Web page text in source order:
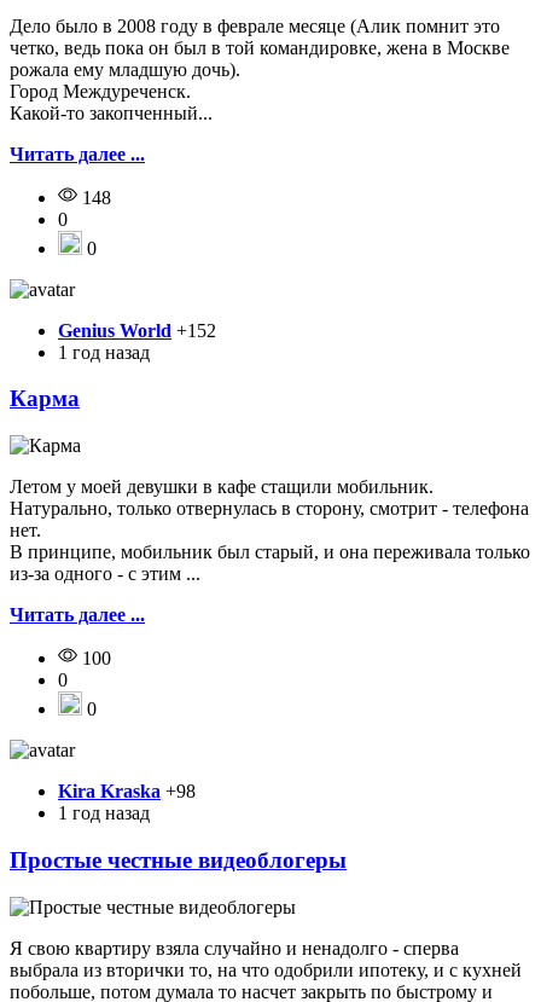
Дело было в 2008 году в феврале месяце (Алик помнит это
четко, ведь пока он был в той командировке, жена в Москве
рожала ему младшую дочь).
Город Междуреченск.
Какой-то закопченный...
Читать далее ...
148
0
0
Genius World +152
1 год назад
Карма
Летом у моей девушки в кафе стащили мобильник.
Натурально, только отвернулась в сторону, смотрит - телефона
нет.
В принципе, мобильник был старый, и она переживала только
из-за одного - с этим ...
Читать далее ...
100
0
0
Kira Kraska +98
1 год назад
Простые честные видеоблогеры
Я свою квартиру взяла случайно и ненадолго - сперва
выбрала из вторички то, на что одобрили ипотеку, и с кухней
побольше, потом думала то насчет закрыть по быстрому и